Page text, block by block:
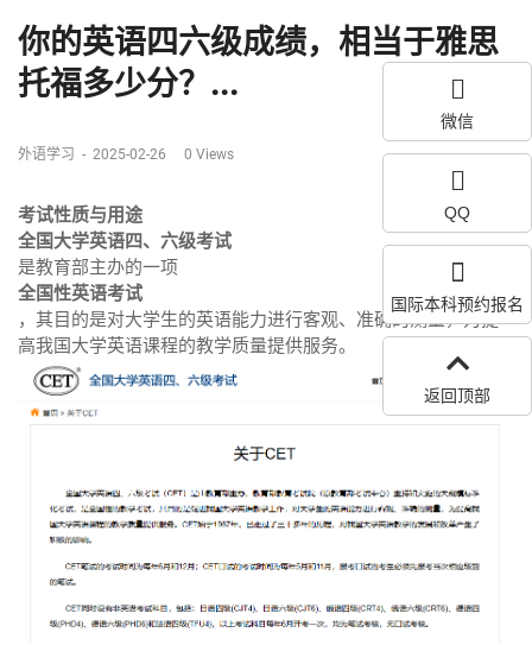
你的英语四六级成绩，相当于雅思
托福多少分？...
外语学习 - 2025-02-26 0 Views
考试性质与用途
全国大学英语四、六级考试
是教育部主办的一项
全国性英语考试
，其目的是对大学生的英语能力进行客观、准确的测量，为提
高我国大学英语课程的教学质量提供服务。
微信
QQ
国际本科预约报名
返回顶部